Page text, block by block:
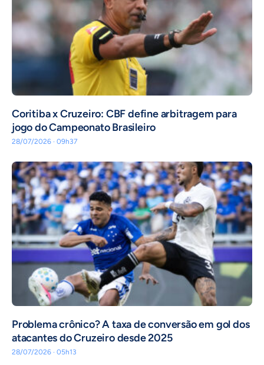
Coritiba x Cruzeiro: CBF define arbitragem para
jogo do Campeonato Brasileiro
28/07/2026 · 09h37
Problema crônico? A taxa de conversão em gol dos
atacantes do Cruzeiro desde 2025
28/07/2026 · 05h13